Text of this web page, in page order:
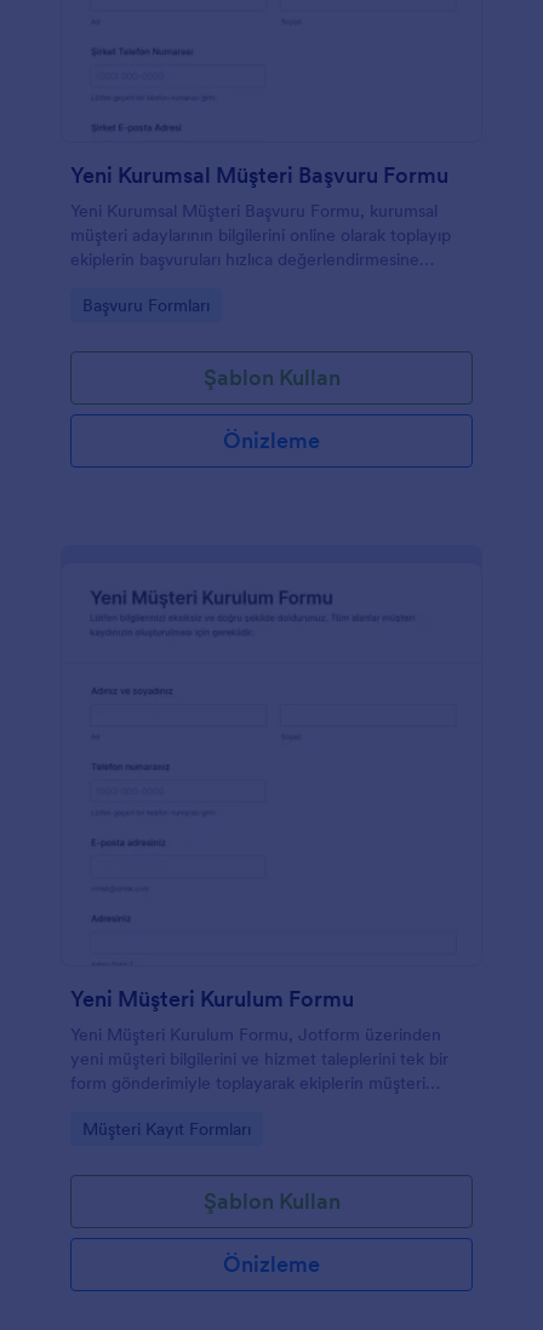
Yeni Kurumsal Müşteri Başvuru Formu
Yeni Kurumsal Müşteri Başvuru Formu, kurumsal
müşteri adaylarının bilgilerini online olarak toplayıp
ekiplerin başvuruları hızlıca değerlendirmesine
Go to Category:
Başvuru Formları
Şablon Kullan
Önizleme
Yeni Müşteri Kurulum Formu
Yeni Müşteri Kurulum Formu, Jotform üzerinden
yeni müşteri bilgilerini ve hizmet taleplerini tek bir
form gönderimiyle toplayarak ekiplerin müşteri
şablonudur.
Go to Category:
Müşteri Kayıt Formları
Şablon Kullan
Önizleme